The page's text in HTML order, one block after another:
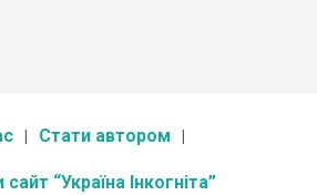
Стати автором
“Україна Інкогніта”